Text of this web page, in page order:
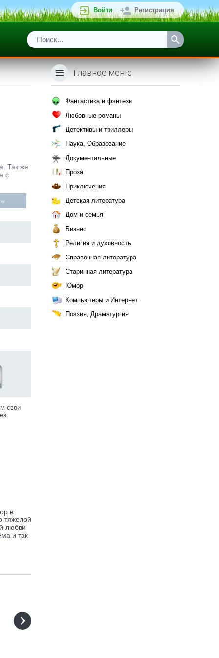
Войти Регистрация
Так же
с
свои
в
тяжелой
любви
и так
Главное меню
Фантастика и фэнтези
Любовные романы
Детективы и триллеры
Наука, Образование
Документальные
Проза
Приключения
Детская литература
Дом и семья
Бизнес
Религия и духовность
Справочная литература
Старинная литература
Юмор
Компьютеры и Интернет
Поэзия, Драматургия